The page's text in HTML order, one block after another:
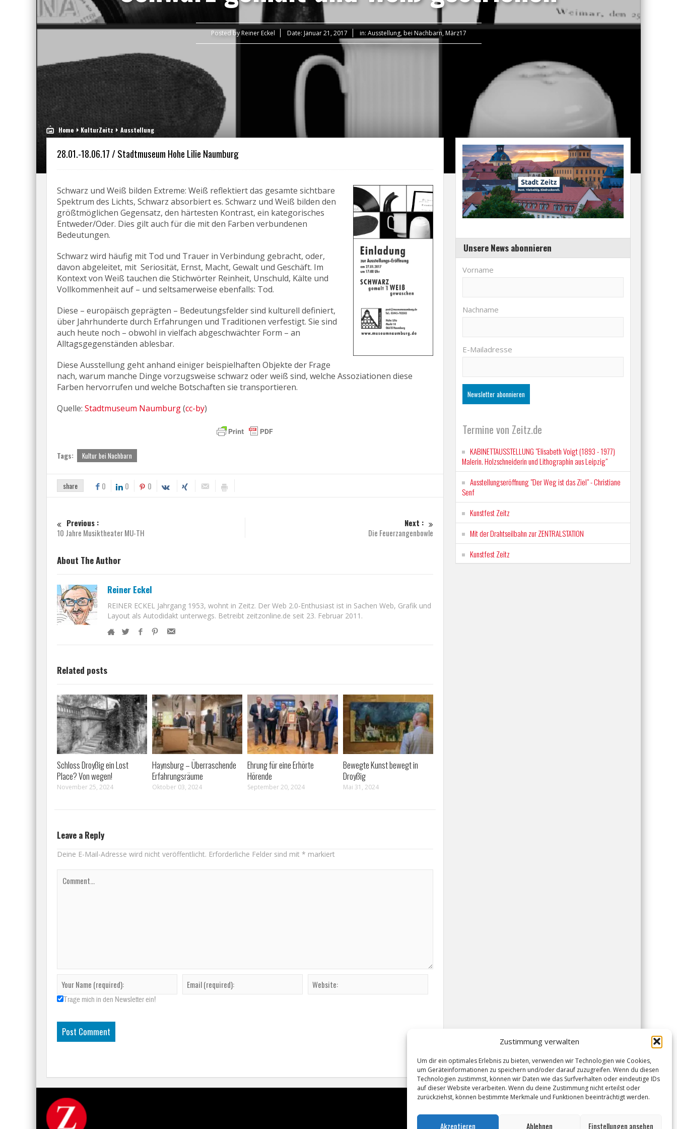
Zustimmung verwalten
Um dir ein optimales Erlebnis zu bieten, verwenden wir Technologien wie Cookies,
um Geräteinformationen zu speichern und/oder darauf zuzugreifen. Wenn du diesen
Technologien zustimmst, können wir Daten wie das Surfverhalten oder eindeutige IDs
auf dieser Website verarbeiten. Wenn du deine Zustimmung nicht erteilst oder
zurückziehst, können bestimmte Merkmale und Funktionen beeinträchtigt werden.
Akzeptieren Ablehnen Einstellungen ansehen
Posted byReiner Eckel Date: Januar 21, 2017 in: Ausstellung,bei Nachbarn,März17
Home KulturZeitz Ausstellung
28.01.-18.06.17 / Stadtmuseum Hohe Lilie Naumburg
Schwarz und Weiß bilden Extreme: Weiß reflektiert das gesamte sichtbare
Spektrum des Lichts, Schwarz absorbiert es. Schwarz und Weiß bilden den
größtmöglichen Gegensatz, den härtesten Kontrast, ein kategorisches
Entweder/Oder. Dies gilt auch für die mit den Farben verbundenen
Bedeutungen.
Schwarz wird häufig mit Tod und Trauer in Verbindung gebracht, oder,
davon abgeleitet, mit Seriosität, Ernst, Macht, Gewalt und Geschäft. Im
Kontext von Weiß tauchen die Stichwörter Reinheit, Unschuld, Kälte und
Vollkommenheit auf – und seltsamerweise ebenfalls: Tod.
Diese – europäisch geprägten – Bedeutungsfelder sind kulturell definiert,
über Jahrhunderte durch Erfahrungen und Traditionen verfestigt. Sie sind
auch heute noch – obwohl in vielfach abgeschwächter Form – an
Alltagsgegenständen ablesbar.
Diese Ausstellung geht anhand einiger beispielhaften Objekte der Frage
nach, warum manche Dinge vorzugsweise schwarz oder weiß sind, welche Assoziationen diese
Farben hervorrufen und welche Botschaften sie transportieren.
Quelle: Stadtmuseum Naumburg(cc-by)
Tags: Kultur bei Nachbarn
share 0 0 0
Previous :
10 Jahre Musiktheater MU-TH
Next :
Die Feuerzangenbowle
About The Author
Reiner Eckel
REINER ECKEL Jahrgang 1953, wohnt in Zeitz. Der Web 2.0-Enthusiast ist in Sachen Web, Grafik und
Layout als Autodidakt unterwegs. Betreibt zeitzonline.de seit 23. Februar 2011.
Related posts
Schloss Droyßig ein Lost
Place? Von wegen!
November 25, 2024
Haynsburg – Überraschende
Erfahrungsräume
Oktober 03, 2024
Ehrung für eine Erhörte
Hörende
September 20, 2024
Bewegte Kunst bewegt in
Droyßig
Mai 31, 2024
Leave a Reply
Deine E-Mail-Adresse wird nicht veröffentlicht. Erforderliche Felder sind mit * markiert
Trage mich in den Newsletter ein!
Unsere News abonnieren
Vorname
Nachname
E-Mailadresse
Termine von Zeitz.de
KABINETTAUSSTELLUNG "Elisabeth Voigt (1893 - 1977)
Malerin. Holzschneiderin und Lithographin aus Leipzig"
Ausstellungseröffnung "Der Weg ist das Ziel" - Christiane
Senf
Kunstfest Zeitz
Mit der Drahtseilbahn zur ZENTRALSTATION
Kunstfest Zeitz